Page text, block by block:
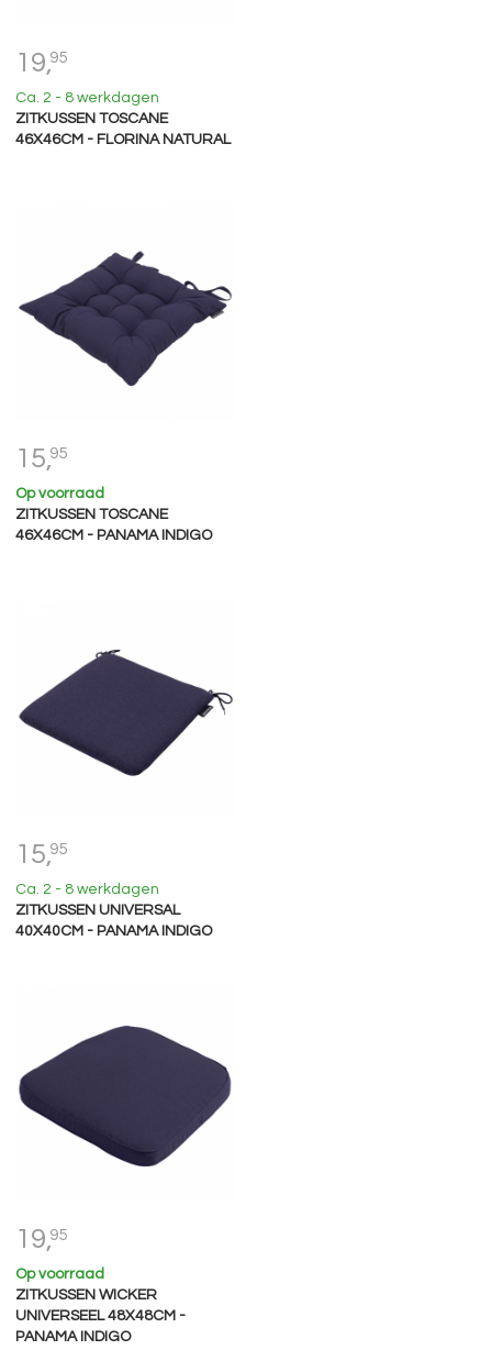
19,95
Ca. 2 - 8 werkdagen
ZITKUSSEN TOSCANE
46X46CM - FLORINA NATURAL
15,95
Op voorraad
ZITKUSSEN TOSCANE
46X46CM - PANAMA INDIGO
15,95
Ca. 2 - 8 werkdagen
ZITKUSSEN UNIVERSAL
40X40CM - PANAMA INDIGO
19,95
Op voorraad
ZITKUSSEN WICKER
UNIVERSEEL 48X48CM -
PANAMA INDIGO